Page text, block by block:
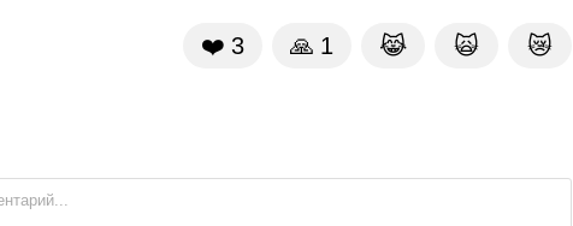
❤️ 3 🙏 1 😹 🙀 😿